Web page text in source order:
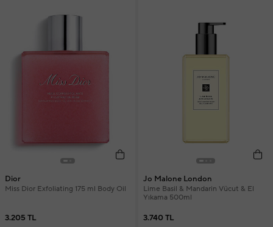
Dior
Miss Dior Exfoliating 175 ml Body Oil
3.205 TL
Jo Malone London
Lime Basil & Mandarin Vücut & El
Yıkama 500ml
3.740 TL